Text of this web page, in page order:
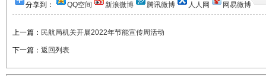
分享到： QQ空间 新浪微博 腾讯微博 人人网 网易微博
上一篇： 民航局机关开展2022年节能宣传周活动
下一篇： 返回列表